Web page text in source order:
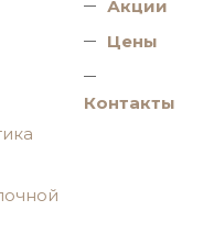
Акции
Цены
Контакты